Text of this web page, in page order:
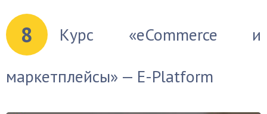
8
Курс «eCommerce и
маркетплейсы» — E-Platform